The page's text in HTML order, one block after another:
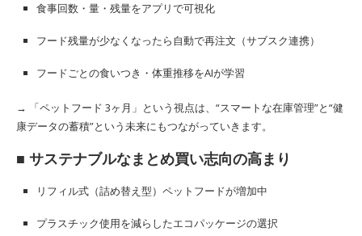
食事回数・量・残量をアプリで可視化
フード残量が少なくなったら自動で再注文（サブスク連携）
フードごとの食いつき・体重推移をAIが学習
→ 「ペットフード 3ヶ月」という視点は、“スマートな在庫管理”と“健
康データの蓄積”という未来にもつながっていきます。
■ サステナブルなまとめ買い志向の高まり
リフィル式（詰め替え型）ペットフードが増加中
プラスチック使用を減らしたエコパッケージの選択